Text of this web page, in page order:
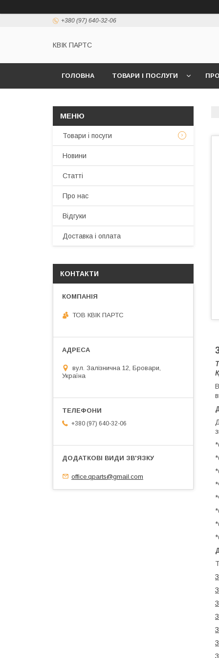
+380 (97) 640-32-06
КВІК ПАРТС
ГОЛОВНА ТОВАРИ І ПОСЛУГИ
Товари і посуги
Новини
Статті
Про нас
Відгуки
Доставка і оплата
КОНТАКТИ
ТОВ КВІК ПАРТС
вул. Залізнична 12, Бровари,
Україна
+380 (97) 640-32-06
office.qparts@gmail.com